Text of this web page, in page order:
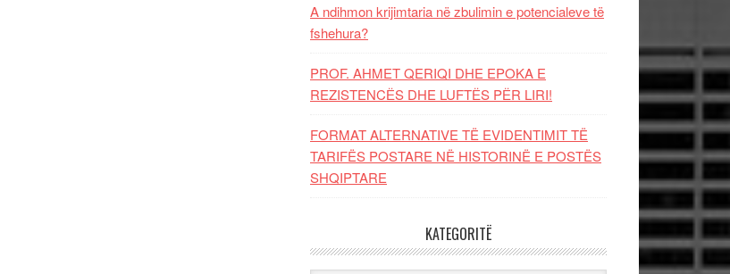
A ndihmon krijimtaria në zbulimin e potencialeve të
fshehura?
PROF. AHMET QERIQI DHE EPOKA E
REZISTENCЁS DHE LUFTЁS PЁR LIRI!
FORMAT ALTERNATIVE TË EVIDENTIMIT TË
TARIFËS POSTARE NË HISTORINË E POSTËS
SHQIPTARE
KATEGORITË